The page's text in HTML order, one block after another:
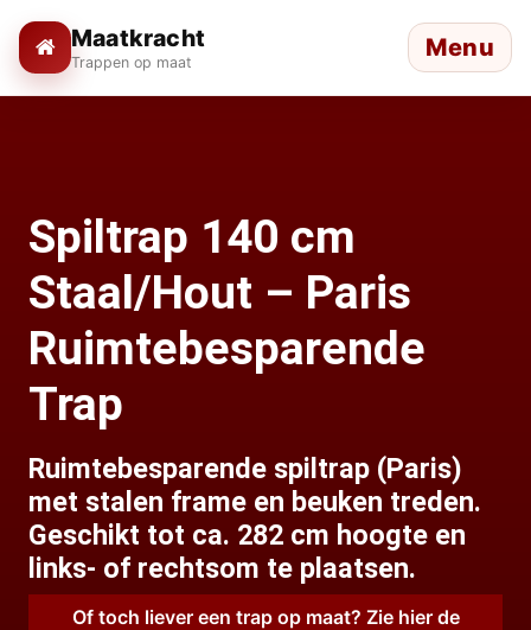
Maatkracht
Trappen op maat Menu
Spiltrap 140 cm
Staal/Hout – Paris
Ruimtebesparende
Trap
Ruimtebesparende spiltrap (Paris)
met stalen frame en beuken treden.
Geschikt tot ca. 282 cm hoogte en
links- of rechtsom te plaatsen.
Of toch liever een trap op maat? Zie hier de